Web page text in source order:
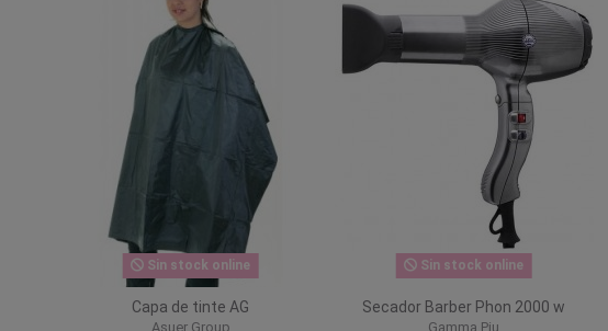
Sin stock online
Capa de tinte AG
Asuer Group
Sin stock online
Secador Barber Phon 2000 w
Gamma Piu